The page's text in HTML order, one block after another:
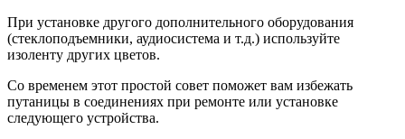
При установке другого дополнительного оборудования
(стеклоподъемники, аудиосистема и т.д.) используйте
изоленту других цветов.
Со временем этот простой совет поможет вам избежать
путаницы в соединениях при ремонте или установке
следующего устройства.